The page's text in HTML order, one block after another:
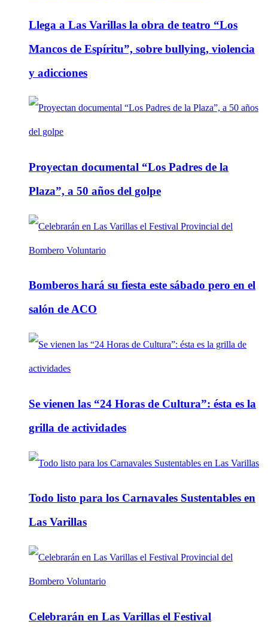
Llega a Las Varillas la obra de teatro “Los
Mancos de Espíritu”, sobre bullying, violencia
y adicciones
Proyectan documental “Los Padres de la
Plaza”, a 50 años del golpe
Bomberos hará su fiesta este sábado pero en el
salón de ACO
Se vienen las “24 Horas de Cultura”: ésta es la
grilla de actividades
Todo listo para los Carnavales Sustentables en
Las Varillas
Celebrarán en Las Varillas el Festival